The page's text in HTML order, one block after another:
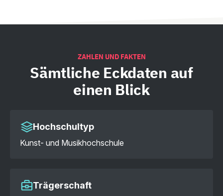
ZAHLEN UND FAKTEN
Sämtliche Eckdaten auf
einen Blick
Hochschultyp
Kunst- und Musikhochschule
Trägerschaft